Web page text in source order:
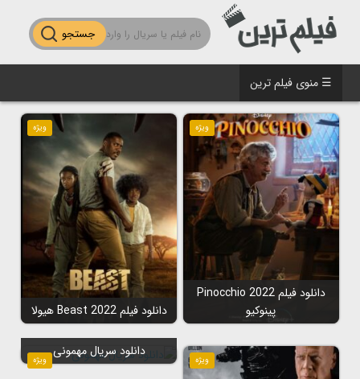
جستجو
☰ منوی فیلم ترین
ویژه
دانلود فیلم Pinocchio 2022
پینوکیو
ویژه
دانلود فیلم Beast 2022 هیولا
ویژه ویژه
دانلود سریال مهمونی